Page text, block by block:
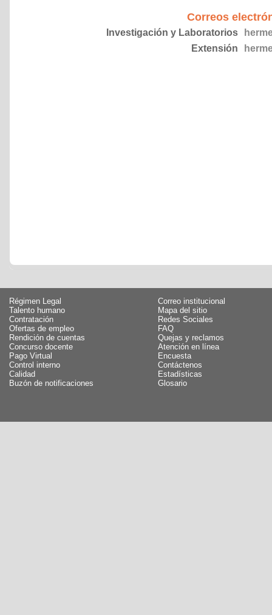
Correos
Investigación y Laboratorios
Extensión
Régimen Legal
Talento humano
Contratación
Ofertas de empleo
Rendición de cuentas
Concurso docente
Pago Virtual
Control interno
Calidad
Buzón de notificaciones
Correo institucional
Mapa del sitio
Redes Sociales
FAQ
Quejas y reclamos
Atención en línea
Encuesta
Contáctenos
Estadísticas
Glosario